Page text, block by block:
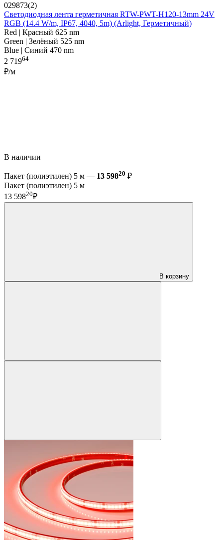
029873(2)
Светодиодная лента герметичная RTW-PWT-H120-13mm 24V
RGB (14.4 W/m, IP67, 4040, 5m) (Arlight, Герметичный)
Red | Красный 625 nm
Green | Зелёный 525 nm
Blue | Синий 470 nm
2 71964
₽/м
В наличии
Пакет (полиэтилен) 5 м — 13 59820 ₽
Пакет (полиэтилен) 5 м
13 59820₽
В корзину